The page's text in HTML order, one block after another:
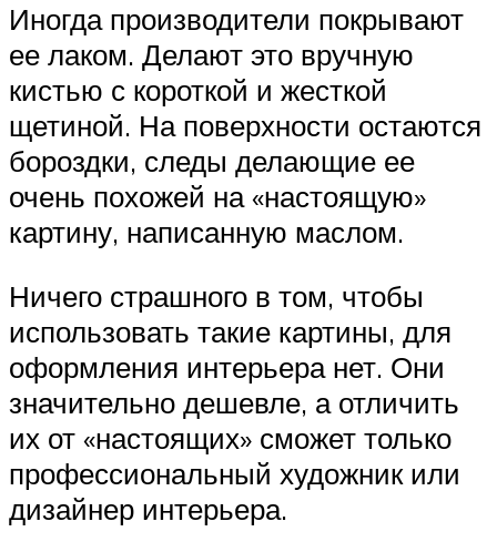
Иногда производители покрывают
ее лаком. Делают это вручную
кистью с короткой и жесткой
щетиной. На поверхности остаются
бороздки, следы делающие ее
очень похожей на «настоящую»
картину, написанную маслом.
Ничего страшного в том, чтобы
использовать такие картины, для
оформления интерьера нет. Они
значительно дешевле, а отличить
их от «настоящих» сможет только
профессиональный художник или
дизайнер интерьера.